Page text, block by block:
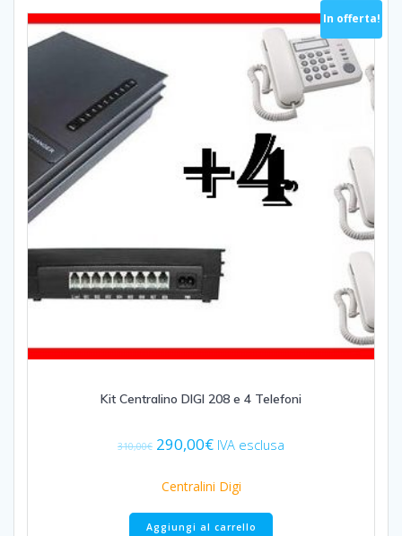
In offerta!
Kit Centralino DIGI 208 e 4 Telefoni
310,00€ Il
originale
310,00€.
290,00€Il
attuale
290,00€.
IVA esclusa
Centralini Digi
Aggiungi al carrello